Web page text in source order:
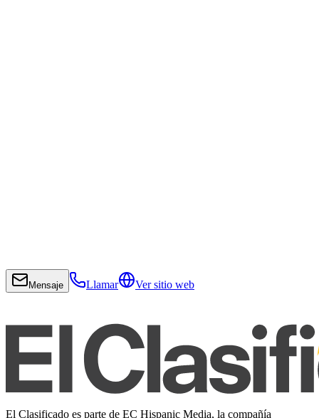
Mensaje Llamar Ver sitio web
El Clasificado es parte de EC Hispanic Media, la compañía